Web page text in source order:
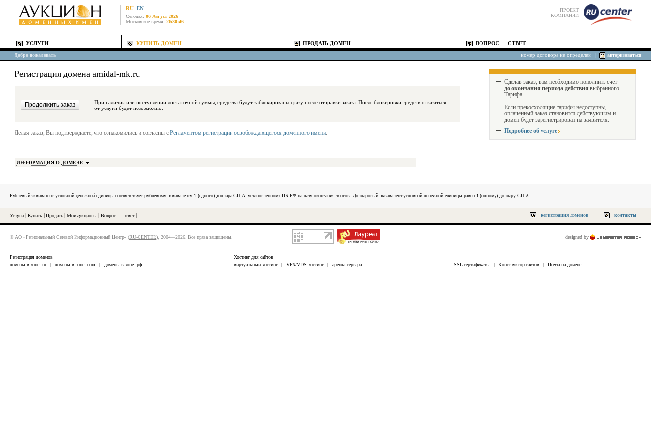
RU EN
Сегодня: 06 Август 2026
Московское время: 20:30:46
ПРОЕКТ
КОМПАНИИ
УСЛУГИ КУПИТЬ ДОМЕН ПРОДАТЬ ДОМЕН ВОПРОС — ОТВЕТ
Добро пожаловать номер договора не определен авторизоваться
Регистрация домена amidal-mk.ru
При наличии или поступлении достаточной суммы, средства будут заблокированы сразу после отправки заказа. После блокировки средств отказаться
от услуги будет невозможно.
Делая заказ, Вы подтверждаете, что ознакомились и согласны с Регламентом регистрации освобождающегося доменного имени.
ИНФОРМАЦИЯ О ДОМЕНЕ
Сделав заказ, вам необходимо пополнить счет
до окончания периода действия выбранного
Тарифа.
Если превосходящие тарифы недоступны,
оплаченный заказ становится действующим и
домен будет зарегистрирован на заявителя.
Подробнее об услуге
Рублевый эквивалент условной денежной единицы соответствует рублевому эквиваленту 1 (одного) доллара США, установленному ЦБ РФ на дату окончания торгов. Долларовый эквивалент условной денежной единицы равен 1 (одному) доллару США.
Услуги Купить Продать Мои аукционы Вопрос — ответ| регистрация доменов контакты
© АО «Региональный Сетевой Информационный Центр» (RU-CENTER), 2004—2026. Все права защищены. designed by
Регистрация доменов
домены в зоне .ru
| домены в зоне .com | домены в зоне .рф
Хостинг для сайтов
виртуальный хостинг
| VPS/VDS хостинг | аренда сервера SSL-сертификаты | Конструктор сайтов | Почта на домене